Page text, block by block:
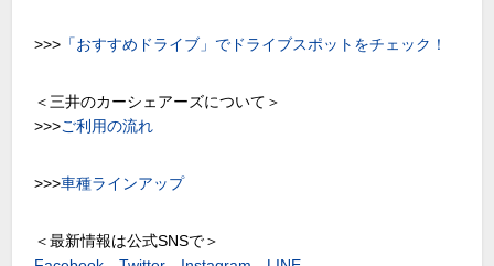
>>> 「おすすめドライブ」でドライブスポットをチェック！
＜三井のカーシェアーズについて＞
>>>ご利用の流れ
>>>車種ラインアップ
＜最新情報は公式SNSで＞